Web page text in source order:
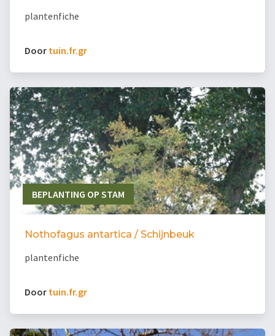
plantenfiche
Door tuin.fr.gr
BEPLANTING OP STAM
Nothofagus antartica / Schijnbeuk
plantenfiche
Door tuin.fr.gr